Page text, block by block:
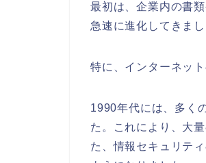
最初は、企業内の書
急速に進化してきまし
特に、インターネッ
1990年代には、多く
た。これにより、大
た、情報セキュリテ